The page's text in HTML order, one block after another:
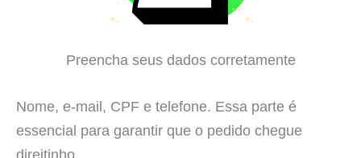
Preencha seus dados corretamente
Nome, e-mail, CPF e telefone. Essa parte é
essencial para garantir que o pedido chegue
direitinho.